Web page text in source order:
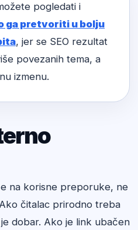
pogledati i
ga pretvoriti u bolju
, jer se SEO rezultat
povezanih tema, a
izmenu.
na korisne preporuke, ne
čitalac prirodno treba
dobar. Ako je link ubačen